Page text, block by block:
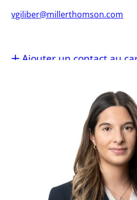
vgiliber@millerthomson.com
Ajouter un contact au